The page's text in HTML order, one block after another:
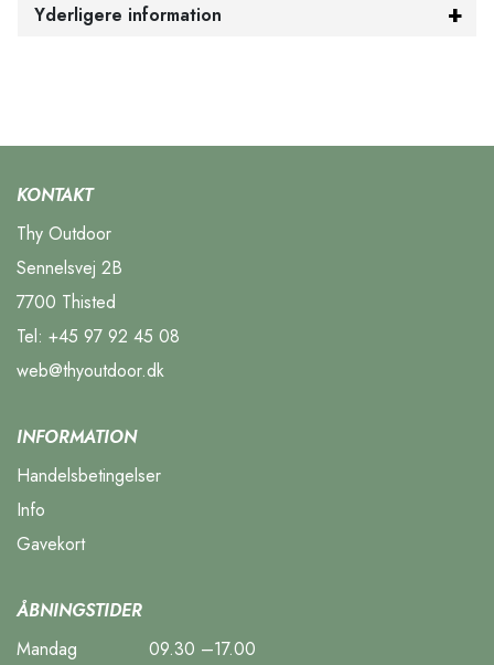
Yderligere information
KONTAKT
Thy Outdoor
Sennelsvej 2B
7700 Thisted
Tel: +45 97 92 45 08
web@thyoutdoor.dk
INFORMATION
Handelsbetingelser
Info
Gavekort
ÅBNINGSTIDER
Mandag
09.30 –17.00